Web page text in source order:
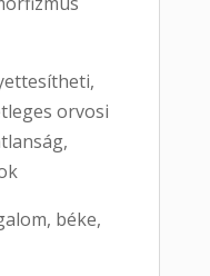
orvosi
béke,